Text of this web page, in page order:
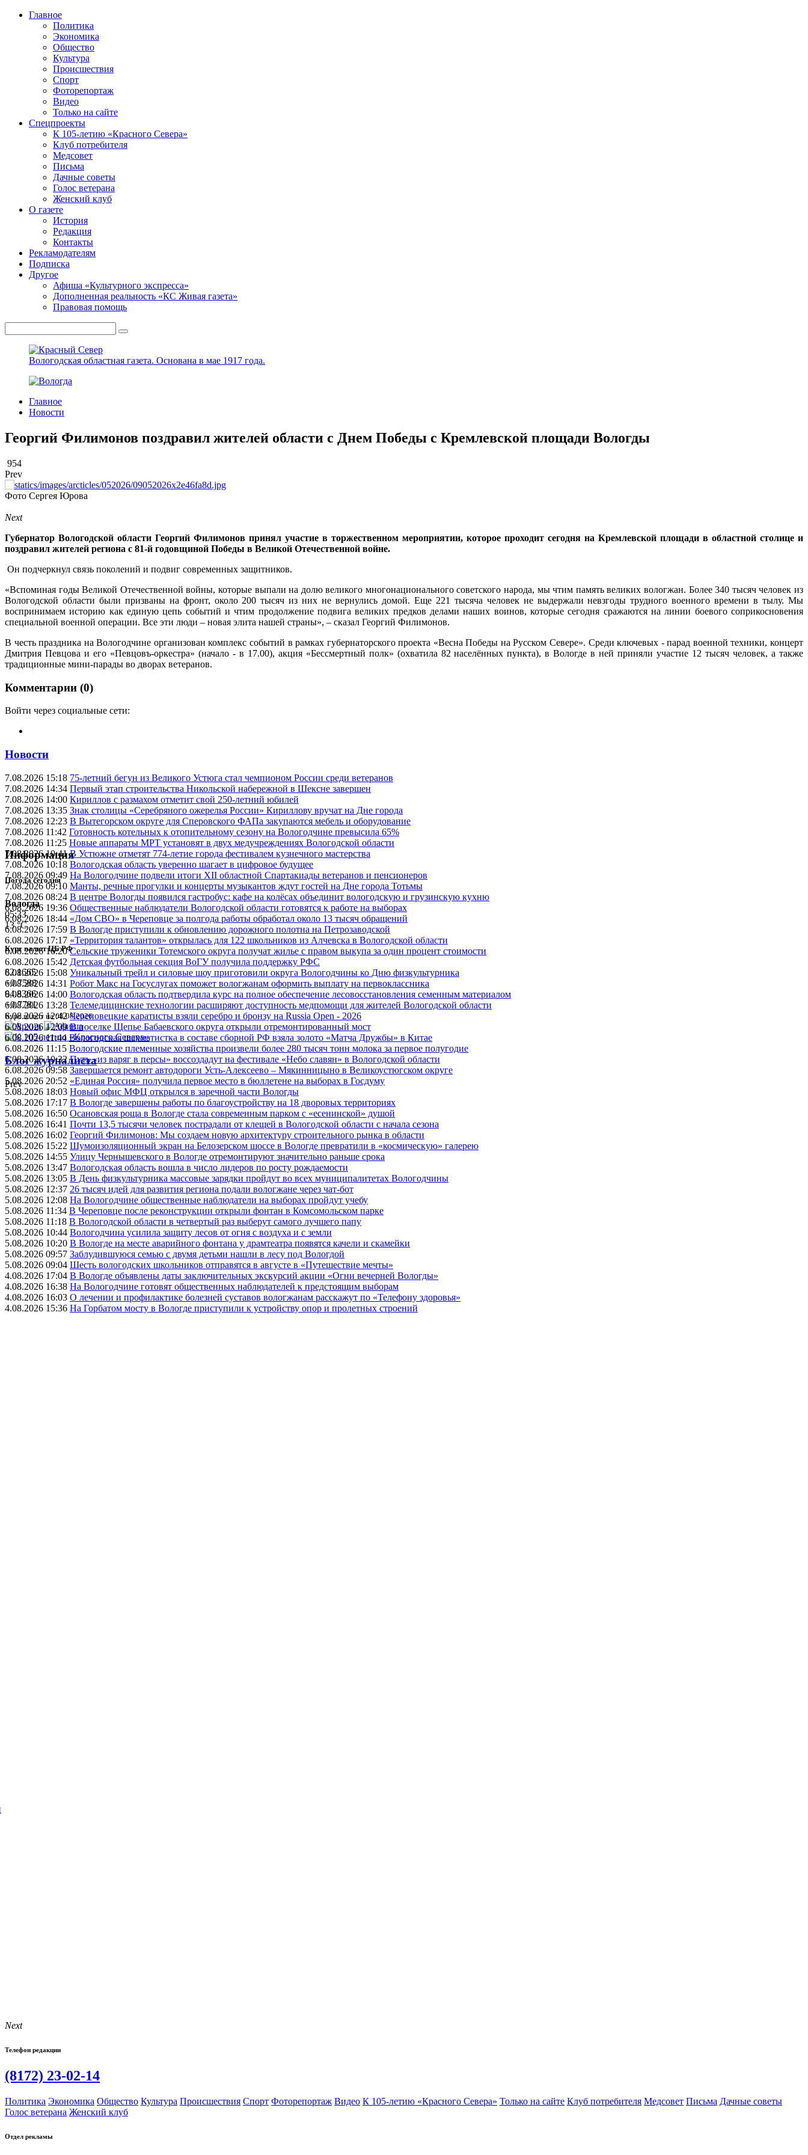
Главное
Политика
Экономика
Общество
Культура
Происшествия
Спорт
Фоторепортаж
Видео
Только на сайте
Спецпроекты
К 105-летию «Красного Севера»
Клуб потребителя
Медсовет
Письма
Дачные советы
Голос ветерана
Женский клуб
О газете
История
Редакция
Контакты
Рекламодателям
Подписка
Другое
Афиша «Культурного экспресса»
Дополненная реальность «КС Живая газета»
Правовая помощь
Вологодская областная газета. Основана в мае 1917 года.
Главное
Новости
Георгий Филимонов поздравил жителей области с Днем Победы с Кремлевской площади Вологды
954
Prev
Фото Сергея Юрова
Next
Губернатор Вологодской области Георгий Филимонов принял участие в торжественном мероприятии, которое проходит сегодня на Кремлевской площади в областной столице и
поздравил жителей региона с 81-й годовщиной Победы в Великой Отечественной войне.
Он подчеркнул связь поколений и подвиг современных защитников.
«Вспоминая годы Великой Отечественной войны, которые выпали на долю великого многонационального советского народа, мы чтим память великих вологжан. Более 340 тысяч человек из
Вологодской области были призваны на фронт, около 200 тысяч из них не вернулись домой. Еще 221 тысяча человек не выдержали невзгоды трудного военного времени в тылу. Мы
воспринимаем историю как единую цепь событий и чтим продолжение подвига великих предков делами наших воинов, которые сегодня сражаются на линии боевого соприкосновения
специальной военной операции. Все эти люди – новая элита нашей страны», – сказал Георгий Филимонов.
В честь праздника на Вологодчине организован комплекс событий в рамках губернаторского проекта «Весна Победы на Русском Севере». Среди ключевых - парад военной техники, концерт
Дмитрия Певцова и его «Певцовъ-оркестра» (начало - в 17.00), акция «Бессмертный полк» (охватила 82 населённых пункта), в Вологде в ней приняли участие 12 тысяч человек, а также
традиционные мини-парады во дворах ветеранов.
Комментарии (0)
Войти через социальные сети:
Новости
7.08.2026 15:18 75-летний бегун из Великого Устюга стал чемпионом России среди ветеранов
7.08.2026 14:34 Первый этап строительства Никольской набережной в Шексне завершен
7.08.2026 14:00 Кириллов с размахом отметит свой 250-летний юбилей
7.08.2026 13:35 Знак столицы «Серебряного ожерелья России» Кириллову вручат на Дне города
7.08.2026 12:23 В Вытегорском округе для Сперовского ФАПа закупаются мебель и оборудование
7.08.2026 11:42 Готовность котельных к отопительному сезону на Вологодчине превысила 65%
7.08.2026 11:25 Новые аппараты МРТ установят в двух медучреждениях Вологодской области
7.08.2026 10:41 В Устюжне отметят 774-летие города фестивалем кузнечного мастерства
7.08.2026 10:18 Вологодская область уверенно шагает в цифровое будущее
7.08.2026 09:49 На Вологодчине подвели итоги XII областной Спартакиады ветеранов и пенсионеров
7.08.2026 09:10 Манты, речные прогулки и концерты музыкантов ждут гостей на Дне города Тотьмы
7.08.2026 08:24 В центре Вологды появился гастробус: кафе на колёсах объединит вологодскую и грузинскую кухню
6.08.2026 19:36 Общественные наблюдатели Вологодской области готовятся к работе на выборах
6.08.2026 18:44 «Дом СВО» в Череповце за полгода работы обработал около 13 тысяч обращений
6.08.2026 17:59 В Вологде приступили к обновлению дорожного полотна на Петрозаводской
6.08.2026 17:17 «Территория талантов» открылась для 122 школьников из Алчевска в Вологодской области
6.08.2026 16:20 Сельские труженики Тотемского округа получат жилье с правом выкупа за один процент стоимости
6.08.2026 15:42 Детская футбольная секция ВоГУ получила поддержку РФС
6.08.2026 15:08 Уникальный трейл и силовые шоу приготовили округа Вологодчины ко Дню физкультурника
6.08.2026 14:31 Робот Макс на Госуслугах поможет вологжанам оформить выплату на первоклассника
6.08.2026 14:00 Вологодская область подтвердила курс на полное обеспечение лесовосстановления семенным материалом
6.08.2026 13:28 Телемедицинские технологии расширяют доступность медпомощи для жителей Вологодской области
6.08.2026 12:42 Череповецкие каратисты взяли серебро и бронзу на Russia Open - 2026
6.08.2026 12:09 В поселке Щепье Бабаевского округа открыли отремонтированный мост
6.08.2026 11:44 Вологодская шахматистка в составе сборной РФ взяла золото «Матча Дружбы» в Китае
6.08.2026 11:15 Вологодские племенные хозяйства произвели более 280 тысяч тонн молока за первое полугодие
6.08.2026 10:32 Путь «из варяг в персы» воссоздадут на фестивале «Небо славян» в Вологодской области
6.08.2026 09:58 Завершается ремонт автодороги Усть-Алексеево – Мякинницыно в Великоустюгском округе
5.08.2026 20:52 «Единая Россия» получила первое место в бюллетене на выборах в Госдуму
5.08.2026 18:03 Новый офис МФЦ открылся в заречной части Вологды
5.08.2026 17:17 В Вологде завершены работы по благоустройству на 18 дворовых территориях
5.08.2026 16:50 Осановская роща в Вологде стала современным парком с «есенинской» душой
5.08.2026 16:41 Почти 13,5 тысячи человек пострадали от клещей в Вологодской области с начала сезона
5.08.2026 16:02 Георгий Филимонов: Мы создаем новую архитектуру строительного рынка в области
5.08.2026 15:22 Шумоизоляционный экран на Белозерском шоссе в Вологде превратили в «космическую» галерею
5.08.2026 14:55 Улицу Чернышевского в Вологде отремонтируют значительно раньше срока
5.08.2026 13:47 Вологодская область вошла в число лидеров по росту рождаемости
5.08.2026 13:05 В День физкультурника массовые зарядки пройдут во всех муниципалитетах Вологодчины
5.08.2026 12:37 26 тысяч идей для развития региона подали вологжане через чат-бот
5.08.2026 12:08 На Вологодчине общественные наблюдатели на выборах пройдут учебу
5.08.2026 11:34 В Череповце после реконструкции открыли фонтан в Комсомольском парке
5.08.2026 11:18 В Вологодской области в четвертый раз выберут самого лучшего папу
5.08.2026 10:44 Вологодчина усилила защиту лесов от огня с воздуха и с земли
5.08.2026 10:20 В Вологде на месте аварийного фонтана у драмтеатра появятся качели и скамейки
5.08.2026 09:57 Заблудившуюся семью с двумя детьми нашли в лесу под Вологдой
5.08.2026 09:04 Шесть вологодских школьников отправятся в августе в «Путешествие мечты»
4.08.2026 17:04 В Вологде объявлены даты заключительных экскурсий акции «Огни вечерней Вологды»
4.08.2026 16:38 На Вологодчине готовят общественных наблюдателей к предстоящим выборам
4.08.2026 16:03 О лечении и профилактике болезней суставов вологжанам расскажут по «Телефону здоровья»
4.08.2026 15:36 На Горбатом мосту в Вологде приступили к устройству опор и пролетных строений
Информация
Погода сегодня
Вологда
05:33
13 °C
Курс валют ЦБ РФ
82.1665
+0.7588
94.8366
+0.7781
Курс валют на 08.08.2026
Блог журналиста
Prev
Next
Телефон редакции
(8172) 23-02-14
Политика Экономика Общество Культура Происшествия Спорт Фоторепортаж Видео К 105-летию «Красного Севера» Только на сайте Клуб потребителя Медсовет Письма Дачные советы
Голос ветерана Женский клуб
Отдел рекламы